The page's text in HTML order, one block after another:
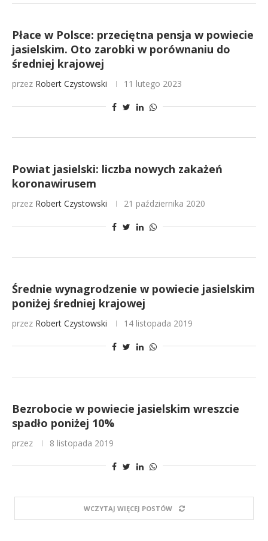
Płace w Polsce: przeciętna pensja w powiecie
jasielskim. Oto zarobki w porównaniu do
średniej krajowej
przez Robert Czystowski 11 lutego 2023
Powiat jasielski: liczba nowych zakażeń
koronawirusem
przez Robert Czystowski 21 października 2020
Średnie wynagrodzenie w powiecie jasielskim
poniżej średniej krajowej
przez Robert Czystowski 14 listopada 2019
Bezrobocie w powiecie jasielskim wreszcie
spadło poniżej 10%
przez 8 listopada 2019
WCZYTAJ WIĘCEJ POSTÓW